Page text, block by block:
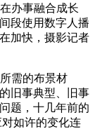
办事融合成长
段使用数字人播
加快，摄影记者
需的布景材
旧事典型、旧事
题，十几年前的
如许的变化连